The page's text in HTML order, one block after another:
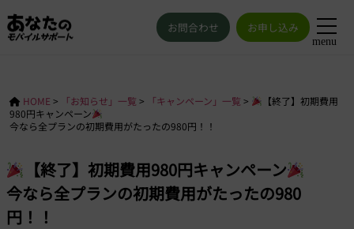
menu
お問合わせ お申し込み
HOME > 「お知らせ」一覧 > 「キャンペーン」一覧 >
【終了】初期費用
980円キャンペーン
今なら全プランの初期費用がたったの980円！！
【終了】初期費用980円キャンペーン
今なら全プランの初期費用がたったの980
円！！